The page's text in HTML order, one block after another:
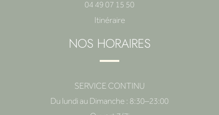
04 49 07 15 50
Itinéraire
NOS HORAIRES
SERVICE CONTINU
Du lundi au Dimanche : 8:30–23:00